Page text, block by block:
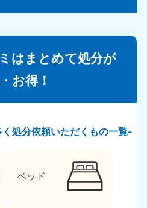
はまとめて処分が
お得！
処分依頼いただくもの一覧
ベッド